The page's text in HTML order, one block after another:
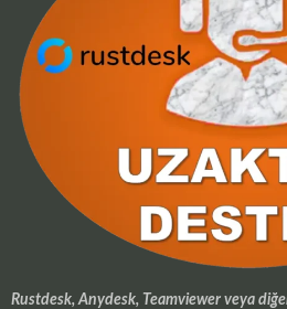
Rustdesk, Anydesk, Teamviewer veya